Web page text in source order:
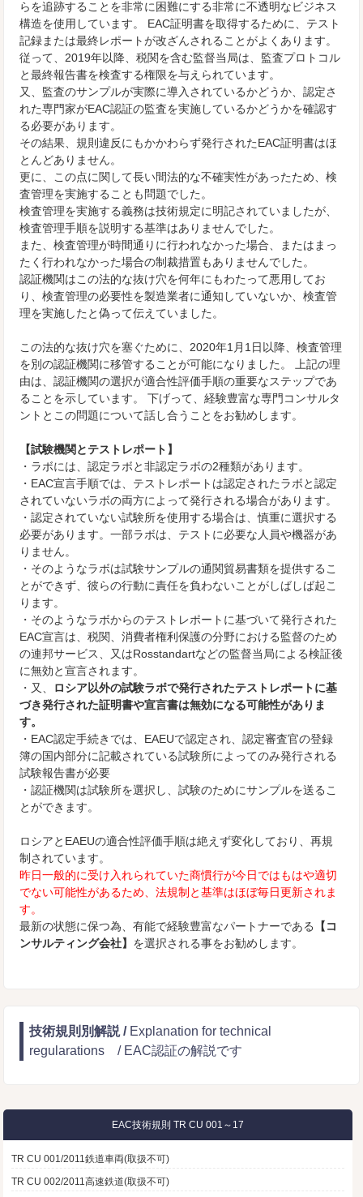
らを追跡することを非常に困難にする非常に不透明なビジネス
構造を使用しています。 EAC証明書を取得するために、テスト
記録または最終レポートが改ざんされることがよくあります。
従って、2019年以降、税関を含む監督当局は、監査プロトコル
と最終報告書を検査する権限を与えられています。
又、監査のサンプルが実際に導入されているかどうか、認定さ
れた専門家がEAC認証の監査を実施しているかどうかを確認す
る必要があります。
その結果、規則違反にもかかわらず発行されたEAC証明書はほ
とんどありません。
更に、この点に関して長い間法的な不確実性があったため、検
査管理を実施することも問題でした。
検査管理を実施する義務は技術規定に明記されていましたが、
検査管理手順を説明する基準はありませんでした。
また、検査管理が時間通りに行われなかった場合、またはまっ
たく行われなかった場合の制裁措置もありませんでした。
認証機関はこの法的な抜け穴を何年にもわたって悪用してお
り、検査管理の必要性を製造業者に通知していないか、検査管
理を実施したと偽って伝えていました。
この法的な抜け穴を塞ぐために、2020年1月1日以降、検査管理
を別の認証機関に移管することが可能になりました。 上記の理
由は、認証機関の選択が適合性評価手順の重要なステップであ
ることを示しています。 下げって、経験豊富な専門コンサルタ
ントとこの問題について話し合うことをお勧めします。
【試験機関とテストレポート】
・ラボには、認定ラボと非認定ラボの2種類があります。
・EAC宣言手順では、テストレポートは認定されたラボと認定
されていないラボの両方によって発行される場合があります。
・認定されていない試験所を使用する場合は、慎重に選択する
必要があります。一部ラボは、テストに必要な人員や機器があ
りません。
・そのようなラボは試験サンプルの通関貿易書類を提供するこ
とができず、彼らの行動に責任を負わないことがしばしば起こ
ります。
・そのようなラボからのテストレポートに基づいて発行された
EAC宣言は、税関、消費者権利保護の分野における監督のため
の連邦サービス、又はRosstandartなどの監督当局による検証後
に無効と宣言されます。
・又、 ロシア以外の試験ラボで発行されたテストレポートに基
づき発行された証明書や宣言書は無効になる可能性がありま
す。
・EAC認定手続きでは、EAEUで認定され、認定審査官の登録
簿の国内部分に記載されている試験所によってのみ発行される
試験報告書が必要
・認証機関は試験所を選択し、試験のためにサンプルを送るこ
とができます。
ロシアとEAEUの適合性評価手順は絶えず変化しており、再規
制されています。
昨日一般的に受け入れられていた商慣行が今日ではもはや適切
でない可能性があるため、法規制と基準はほぼ毎日更新されま
す。
最新の状態に保つ為、有能で経験豊富なパートナーである
【コ
ンサルティング会社】 を選択される事をお勧めします。
技術規則別解説 / Explanation for technical
regularations / EAC認証の解説です
EAC技術規則 TR CU 001～17
TR CU 001/2011鉄道車両(取扱不可)
TR CU 002/2011高速鉄道(取扱不可)